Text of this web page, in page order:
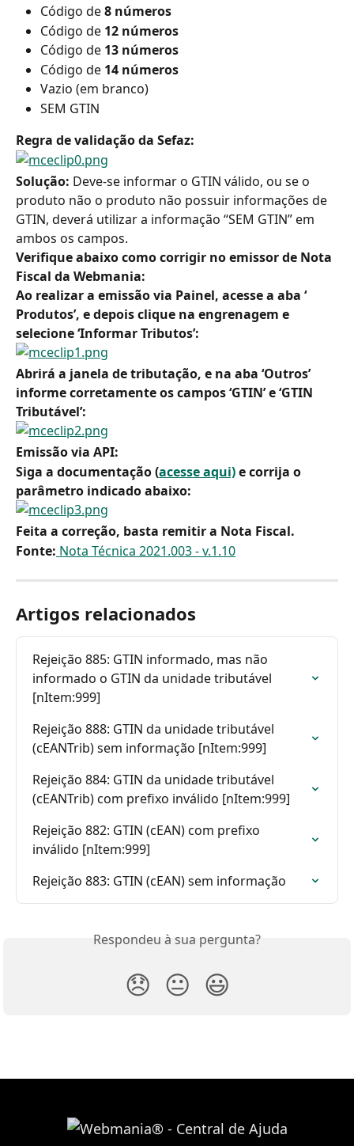
Código de 8 números
Código de 12 números
Código de 13 números
Código de 14 números
Vazio (em branco)
SEM GTIN
Regra de validação da Sefaz:
Solução: Deve-se informar o GTIN válido, ou se o
produto não o produto não possuir informações de
GTIN, deverá utilizar a informação “SEM GTIN” em
ambos os campos.
Verifique abaixo como corrigir no emissor de Nota
Fiscal da Webmania:
Ao realizar a emissão via Painel, acesse a aba ‘
Produtos’, e depois clique na engrenagem e
selecione ‘Informar Tributos’:
Abrirá a janela de tributação, e na aba ‘Outros’
informe corretamente os campos ‘GTIN’ e ‘GTIN
Tributável’:
Emissão via API:
Siga a documentação (acesse aqui) e corrija o
parâmetro indicado abaixo:
Feita a correção, basta remitir a Nota Fiscal.
Fonte: Nota Técnica 2021.003 - v.1.10
Artigos relacionados
Rejeição 885: GTIN informado, mas não
informado o GTIN da unidade tributável
[nItem:999]
Rejeição 888: GTIN da unidade tributável
(cEANTrib) sem informação [nItem:999]
Rejeição 884: GTIN da unidade tributável
(cEANTrib) com prefixo inválido [nItem:999]
Rejeição 882: GTIN (cEAN) com prefixo
inválido [nItem:999]
Rejeição 883: GTIN (cEAN) sem informação
Respondeu à sua pergunta?
😞 😐 😃